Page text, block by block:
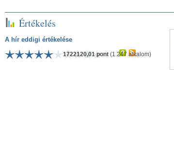
Értékelés
A hír eddigi értékelése
1722120,01 pont (1.247 alkalom)